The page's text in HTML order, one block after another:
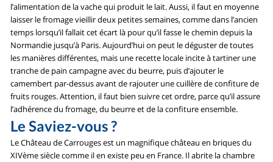
l’alimentation de la vache qui produit le lait. Aussi, il faut en moyenne
laisser le fromage vieillir deux petites semaines, comme dans l’ancien
temps lorsqu’il fallait cet écart là pour qu’il fasse le chemin depuis la
Normandie jusqu’à Paris. Aujourd’hui on peut le déguster de toutes
les manières différentes, mais une recette locale incite à tartiner une
tranche de pain campagne avec du beurre, puis d’ajouter le
camembert par-dessus avant de rajouter une cuillère de confiture de
fruits rouges. Attention, il faut bien suivre cet ordre, parce qu’il assure
l’adhérence du fromage, du beurre et de la confiture ensemble.
Le Saviez-vous ?
Le Château de Carrouges est un magnifique château en briques du
XIVème siècle comme il en existe peu en France. Il abrite la chambre